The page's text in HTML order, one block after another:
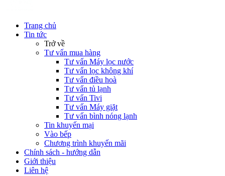
Trang chủ
Tin tức
Trở về
Tư vấn mua hàng
Tư vấn Máy lọc nước
Tư vấn lọc không khí
Tư vấn điều hoà
Tư vấn tủ lạnh
Tư vấn Tivi
Tư vấn Máy giặt
Tư vấn bình nóng lạnh
Tin khuyến mại
Vào bếp
Chương trình khuyến mãi
Chính sách - hướng dẫn
Giới thiệu
Liên hệ